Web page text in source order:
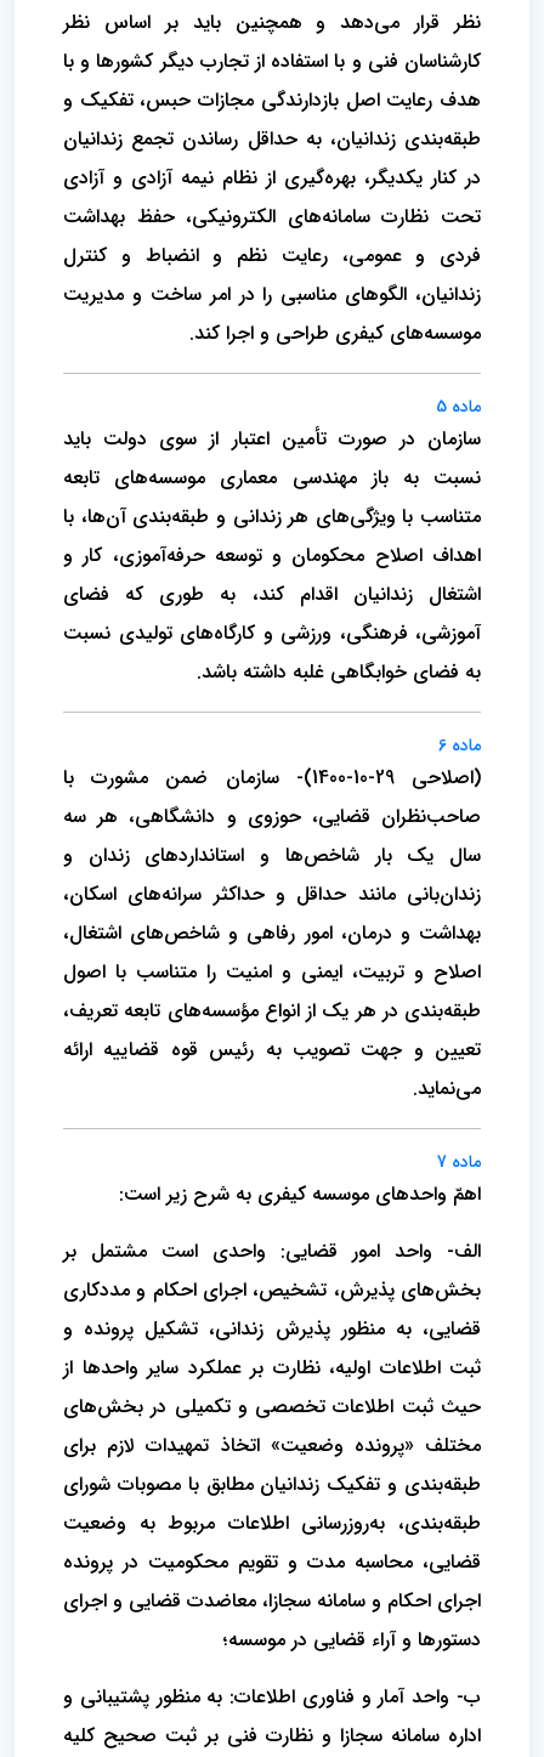
نظر قرار می‌دهد و همچنین باید بر اساس نظر
کارشناسان فنی و با استفاده از تجارب دیگر کشورها و با
هدف رعایت اصل بازدارندگی مجازات حبس، تفکیک و
طبقه‌بندی زندانیان، به حداقل رساندن تجمع زندانیان
در کنار یکدیگر، بهره‌گیری از نظام نیمه آزادی و آزادی
تحت نظارت سامانه‌های الکترونیکی، حفظ بهداشت
فردی و عمومی، رعایت نظم و انضباط و کنترل
زندانیان، الگوهای مناسبی را در امر ساخت و مدیریت
موسسه‌های کیفری طراحی و اجرا کند.
ماده 5
سازمان در صورت تأمین اعتبار از سوی دولت باید
نسبت به باز مهندسی معماری موسسه‌های تابعه
متناسب با ویژگی‌های هر زندانی و طبقه‌بندی آن‌ها، با
اهداف اصلاح محکومان و توسعه حرفه‌آموزی، کار و
اشتغال زندانیان اقدام کند، به طوری که فضای
آموزشی، فرهنگی، ورزشی و کارگاه‌های تولیدی نسبت
به فضای خوابگاهی غلبه داشته باشد.
ماده 6
(اصلاحی 29-10-1400)- سازمان ضمن مشورت با
صاحب‌نظران قضایی، حوزوی و دانشگاهی، هر سه
سال یک بار شاخص‌ها و استانداردهای زندان و
زندان‌بانی مانند حداقل و حداکثر سرانه‌های اسکان،
بهداشت و درمان، امور رفاهی و شاخص‌های اشتغال،
اصلاح و تربیت، ایمنی و امنیت را متناسب با اصول
طبقه‌بندی در هر یک از انواع مؤسسه‌های تابعه تعریف،
تعیین و جهت تصویب به رئیس قوه قضاییه ارائه
می‌نماید.
ماده 7
اهمّ واحدهای موسسه کیفری به شرح زیر است:
الف- واحد امور قضایی: واحدی است مشتمل بر
بخش‌های پذیرش، تشخیص، اجرای احکام و مددکاری
قضایی، به منظور پذیرش زندانی، تشکیل پرونده و
ثبت اطلاعات اولیه، نظارت بر عملکرد سایر واحدها از
حیث ثبت اطلاعات تخصصی و تکمیلی در بخش‌های
مختلف «پرونده وضعیت» اتخاذ تمهیدات لازم برای
طبقه‌بندی و تفکیک زندانیان مطابق با مصوبات شورای
طبقه‌بندی، به‌روزرسانی اطلاعات مربوط به وضعیت
قضایی، محاسبه مدت و تقویم محکومیت در پرونده
اجرای احکام و سامانه سجازا، معاضدت قضایی و اجرای
دستورها و آراء قضایی در موسسه؛
ب- واحد آمار و فناوری اطلاعات: به منظور پشتیبانی و
اداره سامانه سجازا و نظارت فنی بر ثبت صحیح کلیه